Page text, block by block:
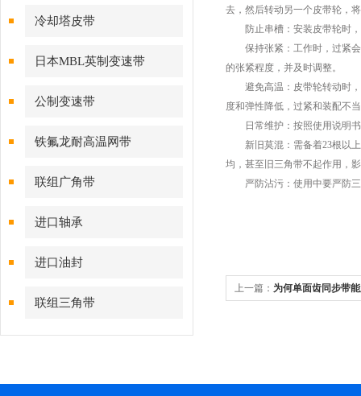
冷却塔皮带
日本MBL英制变速带
公制变速带
铁氟龙耐高温网带
联组广角带
进口轴承
进口油封
联组三角带
去，然后转动另一个皮带轮，
防止串槽：安装皮带轮时，
保持张紧：工作时，过紧会
的张紧程度，并及时调整。
避免高温：皮带轮转动时，
度和弹性降低，过紧和装配不
日常维护：按照使用说明书
新旧莫混：需备着23根以上
均，甚至旧三角带不起作用，
严防沾污：使用中要严防三
上一篇： 为何单面齿同步带